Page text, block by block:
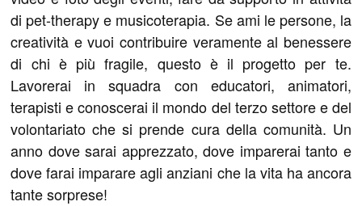
di pet-therapy e musicoterapia. Se ami le persone, la
creatività e vuoi contribuire veramente al benessere
di chi è più fragile, questo è il progetto per te.
Lavorerai in squadra con educatori, animatori,
terapisti e conoscerai il mondo del terzo settore e del
volontariato che si prende cura della comunità. Un
anno dove sarai apprezzato, dove imparerai tanto e
dove farai imparare agli anziani che la vita ha ancora
tante sorprese!